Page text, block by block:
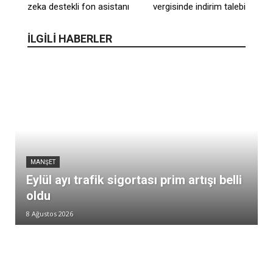
zeka destekli fon asistanı
vergisinde indirim talebi
İLGİLİ HABERLER
MANŞET
Eylül ayı trafik sigortası prim artışı belli
oldu
8 Ağustos 2026